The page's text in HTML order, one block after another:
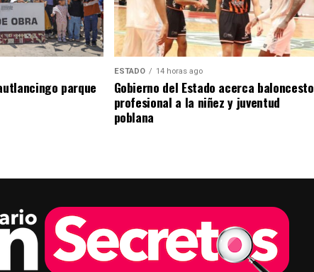
parque
ESTADO 14 horas ago
Gobierno del Estado acerca baloncesto
profesional a la niñez y juventud
poblana